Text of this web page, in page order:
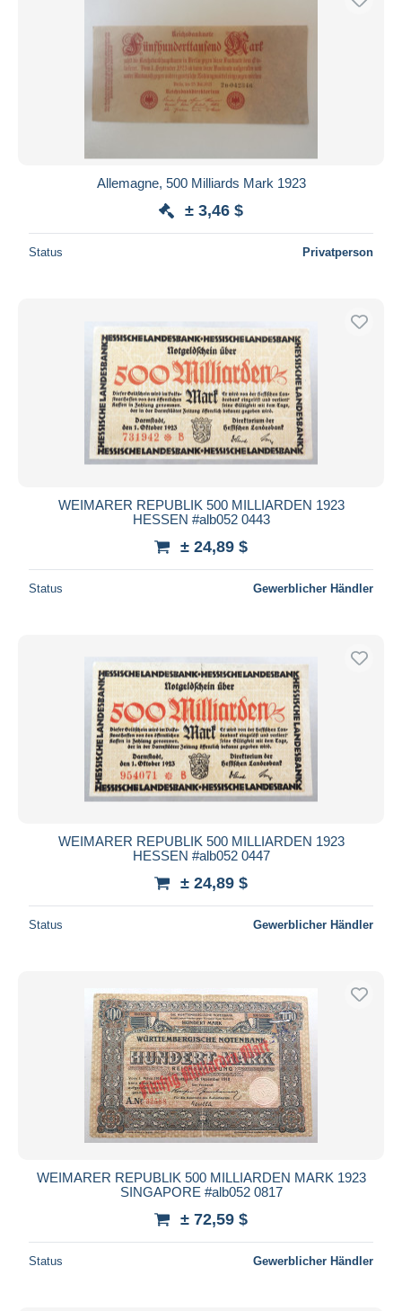
Allemagne, 500 Milliards Mark 1923
± 3,46 $
Status Privatperson
WEIMARER REPUBLIK 500 MILLIARDEN 1923
HESSEN #alb052 0443
± 24,89 $
Status Gewerblicher Händler
WEIMARER REPUBLIK 500 MILLIARDEN 1923
HESSEN #alb052 0447
± 24,89 $
Status Gewerblicher Händler
WEIMARER REPUBLIK 500 MILLIARDEN MARK 1923
SINGAPORE #alb052 0817
± 72,59 $
Status Gewerblicher Händler